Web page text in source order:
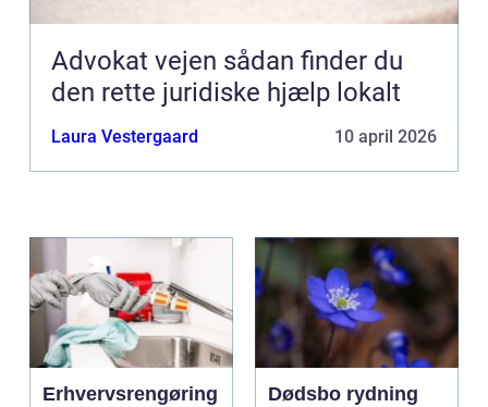
Advokat vejen sådan finder du
den rette juridiske hjælp lokalt
Laura Vestergaard 10 april 2026
Erhvervsrengøring
Dødsbo rydning